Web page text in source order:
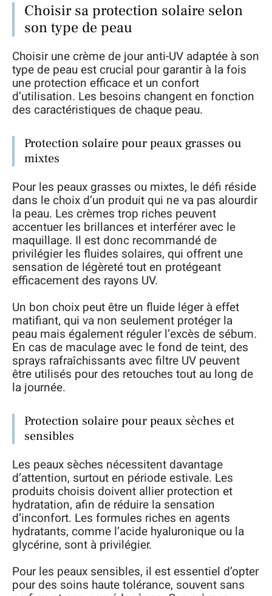
Choisir sa protection solaire selon
son type de peau
Choisir une crème de jour anti-UV adaptée à son
type de peau est crucial pour garantir à la fois
une protection efficace et un confort
d’utilisation. Les besoins changent en fonction
des caractéristiques de chaque peau.
Protection solaire pour peaux grasses ou
mixtes
Pour les peaux grasses ou mixtes, le défi réside
dans le choix d’un produit qui ne va pas alourdir
la peau. Les crèmes trop riches peuvent
accentuer les brillances et interférer avec le
maquillage. Il est donc recommandé de
privilégier les fluides solaires, qui offrent une
sensation de légèreté tout en protégeant
efficacement des rayons UV.
Un bon choix peut être un fluide léger à effet
matifiant, qui va non seulement protéger la
peau mais également réguler l’excès de sébum.
En cas de maculage avec le fond de teint, des
sprays rafraîchissants avec filtre UV peuvent
être utilisés pour des retouches tout au long de
la journée.
Protection solaire pour peaux sèches et
sensibles
Les peaux sèches nécessitent davantage
d’attention, surtout en période estivale. Les
produits choisis doivent allier protection et
hydratation, afin de réduire la sensation
d’inconfort. Les formules riches en agents
hydratants, comme l’acide hyaluronique ou la
glycérine, sont à privilégier.
Pour les peaux sensibles, il est essentiel d’opter
pour des soins haute tolérance, souvent sans